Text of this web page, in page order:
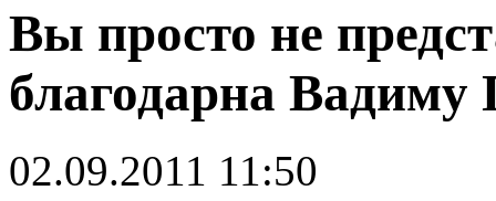
Вы просто не
благодарна Вадиму
02.09.2011 11:50